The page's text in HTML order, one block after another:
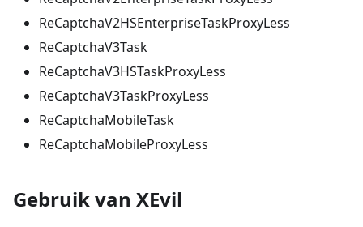
ReCaptchaV2HSEnterpriseTaskProxyLess
ReCaptchaV3Task
ReCaptchaV3HSTaskProxyLess
ReCaptchaV3TaskProxyLess
ReCaptchaMobileTask
ReCaptchaMobileProxyLess
Gebruik van XEvil